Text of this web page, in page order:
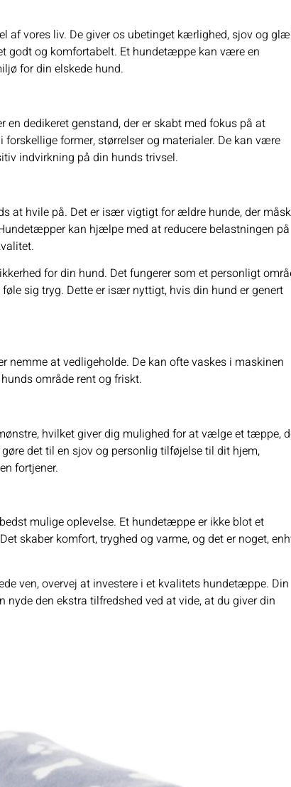
af vores liv. De giver os ubetinget kærlighed, sjov og
godt og komfortabelt. Et hundetæppe kan være en
for din elskede hund.
dedikeret genstand, der er skabt med fokus på at
former, størrelser og materialer. De kan være
indvirkning på din hunds trivsel.
at hvile på. Det er især vigtigt for ældre hunde, der
kan hjælpe med at reducere belastningen på
for din hund. Det fungerer som et personligt
sig tryg. Dette er især nyttigt, hvis din hund er genert
nemme at vedligeholde. De kan ofte vaskes i maskinen
område rent og friskt.
hvilket giver dig mulighed for at vælge et tæppe,
det til en sjov og personlig tilføjelse til dit hjem,
fortjener.
mulige oplevelse. Et hundetæppe er ikke blot et
skaber komfort, tryghed og varme, og det er noget,
ven, overvej at investere i et kvalitets hundetæppe. Din
den ekstra tilfredshed ved at vide, at du giver din